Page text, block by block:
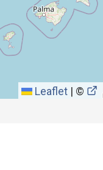
Leaflet | ©